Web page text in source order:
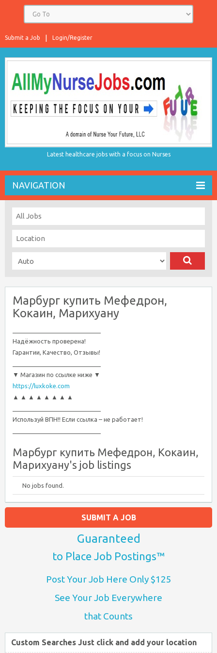
Login/Register
Submit a Job
Latest healthcare jobs with a focus on Nurses
NAVIGATION
Марбург купить Мефедрон,
Кокаин, Марихуану
Надёжность проверена!
Гарантии, Качество, Отзывы!
▼ Магазин по ссылке ниже ▼
https://luxkoke.com
▲ ▲ ▲ ▲ ▲ ▲ ▲ ▲
Используй ВПН!! Если ссылка – не работает!
Марбург купить Мефедрон, Кокаин,
Марихуану's job listings
No jobs found.
SUBMIT A JOB
Guaranteed
to Place Job Postings™
Post Your Job Here Only $125
See Your Job Everywhere
that Counts
Custom Searches Just click and add your location